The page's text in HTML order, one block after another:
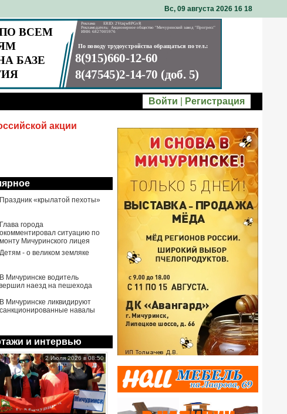
Вс, 09 августа 2026 16 18
Войти Регистрация
акции
Праздник «крылатой пехоты»
Глава города
ситуацию по
Мичуринского лицея
Детям - о великом земляке
В Мичуринске водитель
наезд на пешехода
В Мичуринске ликвидируют
навалы
и интервью
2 Июля 2026 в 08:50